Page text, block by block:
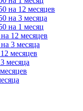
на 12 месяцев
на 3 месяца
на 1 месяц
12 месяцев
3 месяца
месяцев
месяца